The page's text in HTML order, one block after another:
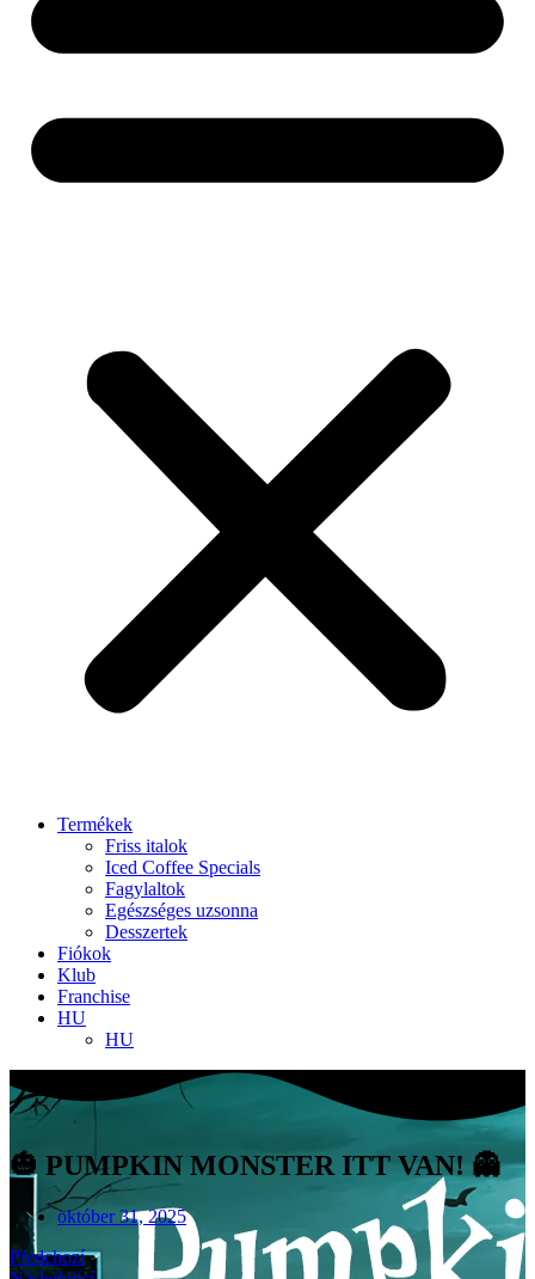
Termékek
Friss italok
Iced Coffee Specials
Fagylaltok
Egészséges uzsonna
Desszertek
Fiókok
Klub
Franchise
HU
HU
🎃 PUMPKIN MONSTER ITT VAN! 👻
október 31, 2025
Předchozí